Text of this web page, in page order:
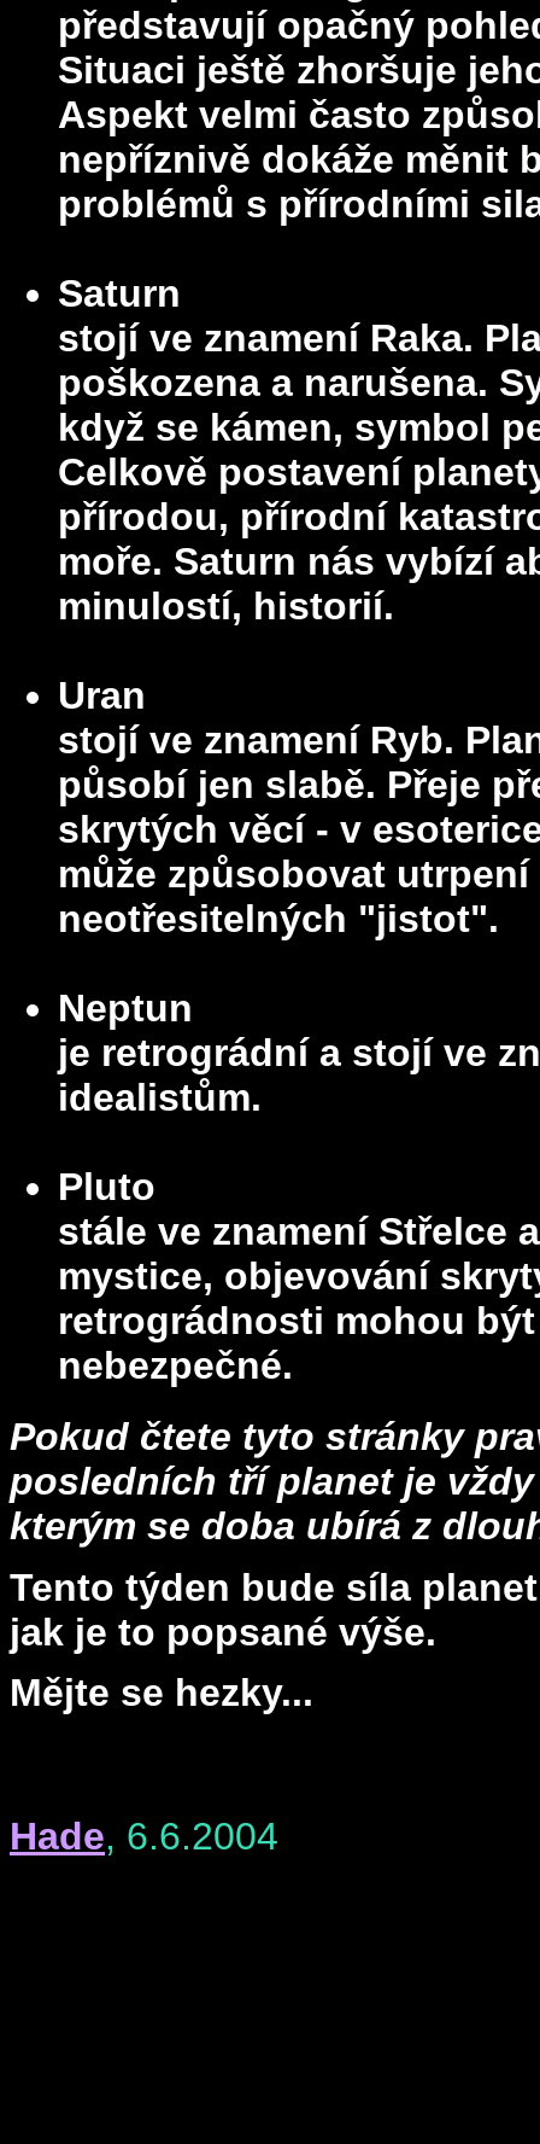
představují opačný
Situaci ještě zhoršuje
Aspekt velmi často
nepříznivě dokáže měnit
problémů s přírodními
Saturn
stojí ve znamení Raka.
poškozena a narušena.
když se kámen, symbol
Celkově postavení
přírodou, přírodní
moře. Saturn nás vybízí
minulostí, historií.
Uran
stojí ve znamení Ryb.
působí jen slabě. Přeje
skrytých věcí - v
může způsobovat
neotřesitelných "jistot".
Neptun
je retrográdní a stojí ve
idealistům.
Pluto
stále ve znamení Střelce
mystice, objevování
retrográdnosti mohou
nebezpečné.
Pokud čtete tyto stránky
posledních tří planet je
kterým se doba ubírá z
Tento týden bude síla
jak je to popsané výše.
Mějte se hezky...
Hade, 6.6.2004